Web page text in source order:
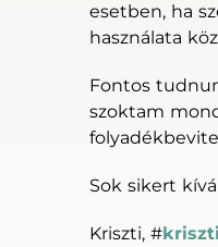
esetben, ha
használata
Fontos
szoktam
Sok sikert
Kriszti, #